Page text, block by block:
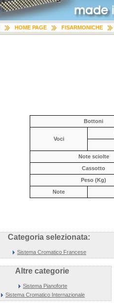
HOME PAGE FISARMONICHE
Bottoni
Voci
Note sciolte
Cassotto
Peso (Kg)
Note
Categoria selezionata:
Sistema Cromatico Francese
Altre categorie
Sistema Pianoforte
Sistema Cromatico Internazionale